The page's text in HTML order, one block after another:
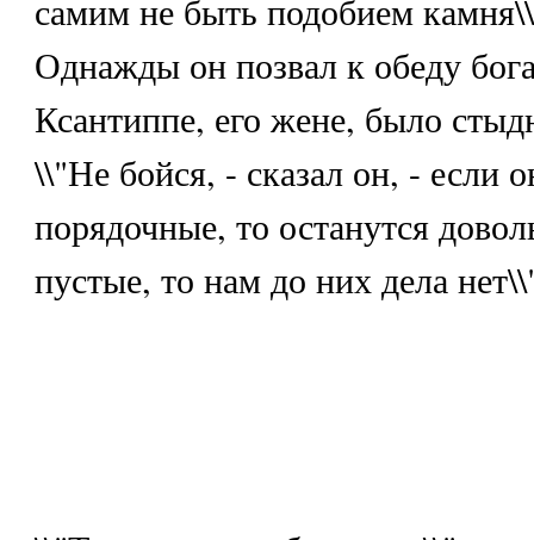
самим не быть подобием
Однажды он позвал к обеду
Ксантиппе, его жене, было
\\"Не бойся, - сказал он, - если
порядочные, то останутся
пустые, то нам до них дела